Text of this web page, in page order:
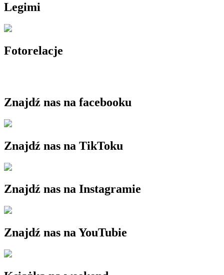
Legimi
Fotorelacje
Znajdź nas na facebooku
Znajdź nas na TikToku
Znajdź nas na Instagramie
Znajdź nas na YouTubie